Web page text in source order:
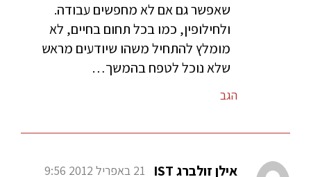
שאפשר גם אם לא מחפשים עבודה.
ולחילופין, כמו בכל תחום בחיים, לא
מומלץ להתחיל משהו שיודעים מראש
שלא נוכל לטפח בהמשך…
הגב
אילן זולברג IST 21 באפריל 2012 9:56